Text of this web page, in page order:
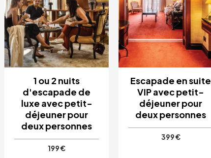
1 ou 2 nuits
d'escapade de
luxe avec petit-
déjeuner pour
deux personnes
199 €
Escapade en suite
VIP avec petit-
déjeuner pour
deux personnes
399 €